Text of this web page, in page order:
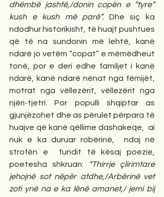
dhëmbë jashtë,/donin copën e “tyre”
kush e kush më parë”. Dhe siç ka
ndodhur historikisht, të huajt pushtues
që të na sundonin më lehtë, kanë
ndarë jo vetëm “copat” e mëmëdheut
tonë, por e deri edhe familjet i kanë
ndarë, kanë ndarë nënat nga fëmijët,
motrat nga vëllezërit, vëllezërit nga
njëri-tjetri. Por populli shqiptar as
gjunjëzohet dhe as përulet përpara të
huajve që kanë qëllime dashakeqe,  ai
nuk e ka duruar robërinë,  ndaj në
strofën e  fundit të kësaj poezie,
poetesha shkruan:
“Thirrje çlirimtare
jehojnë sot nëpër atdhe,/Arbërinë vet
zoti ynë na e ka lënë amanet,/ jemi bij